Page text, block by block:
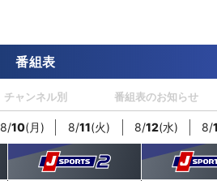
番組表
チャンネル別 番組表のお知らせ
8/10(月) 8/11(火) 8/12(水) 8/